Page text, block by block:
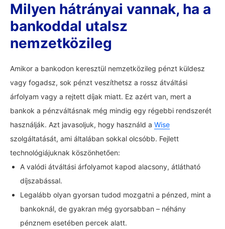
Milyen hátrányai vannak, ha a
bankoddal utalsz
nemzetközileg
Amikor a bankodon keresztül nemzetközileg pénzt küldesz
vagy fogadsz, sok pénzt veszíthetsz a rossz átváltási
árfolyam vagy a rejtett díjak miatt. Ez azért van, mert a
bankok a pénzváltásnak még mindig egy régebbi rendszerét
használják. Azt javasoljuk, hogy használd a Wise
szolgáltatását, ami általában sokkal olcsóbb. Fejlett
technológiájuknak köszönhetően:
A valódi átváltási árfolyamot kapod alacsony, átlátható
díjszabással.
Legalább olyan gyorsan tudod mozgatni a pénzed, mint a
bankoknál, de gyakran még gyorsabban – néhány
pénznem esetében percek alatt.